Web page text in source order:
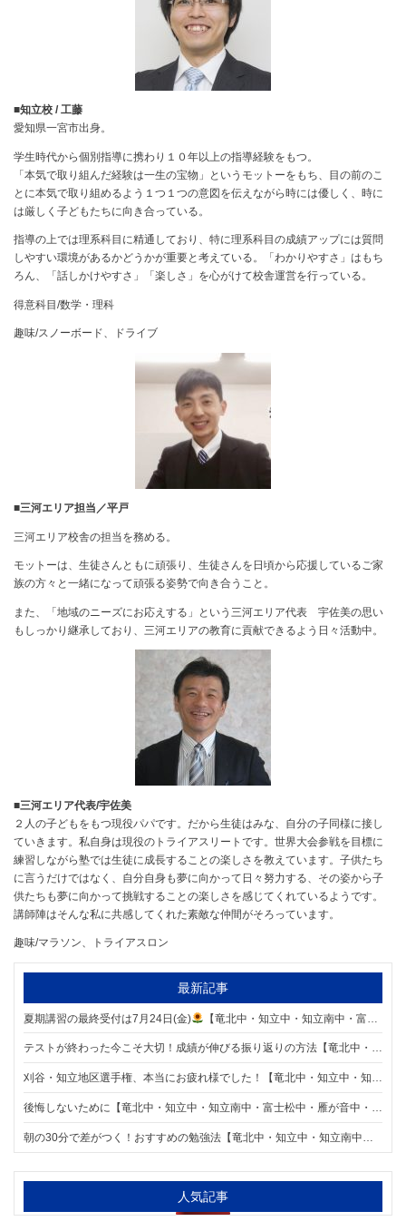
■知立校 / 工藤
愛知県一宮市出身。
学生時代から個別指導に携わり１０年以上の指導経験をもつ。
「本気で取り組んだ経験は一生の宝物」というモットーをもち、目の前のこ
とに本気で取り組めるよう１つ１つの意図を伝えながら時には優しく、時に
は厳しく子どもたちに向き合っている。
指導の上では理系科目に精通しており、特に理系科目の成績アップには質問
しやすい環境があるかどうかが重要と考えている。「わかりやすさ」はもち
ろん、「話しかけやすさ」「楽しさ」を心がけて校舎運営を行っている。
得意科目/数学・理科
趣味/スノーボード、ドライブ
■三河エリア担当／平戸
三河エリア校舎の担当を務める。
モットーは、生徒さんともに頑張り、生徒さんを日頃から応援しているご家
族の方々と一緒になって頑張る姿勢で向き合うこと。
また、「地域のニーズにお応えする」という三河エリア代表 宇佐美の思い
もしっかり継承しており、三河エリアの教育に貢献できるよう日々活動中。
■三河エリア代表/宇佐美
２人の子どもをもつ現役パパです。だから生徒はみな、自分の子同様に接し
ていきます。私自身は現役のトライアスリートです。世界大会参戦を目標に
練習しながら塾では生徒に成長することの楽しさを教えています。子供たち
に言うだけではなく、自分自身も夢に向かって日々努力する、その姿から子
供たちも夢に向かって挑戦することの楽しさを感じてくれているようです。
講師陣はそんな私に共感してくれた素敵な仲間がそろっています。
趣味/マラソン、トライアスロン
最新記事
夏期講習の最終受付は7月24日(金) 【竜北中・知立中・知立南中・富士松中・雁が音中・前林中エリアの個別指導塾 明海学院 知立校】
テストが終わった今こそ大切！成績が伸びる振り返りの方法【竜北中・知立中・知立南中・富士松中・雁が音中・前林中エリアの個別指導塾 明海学院 知立校】
刈谷・知立地区選手権、本当にお疲れ様でした！【竜北中・知立中・知立南中・富士松中・雁が音中・前林中エリアの個別指導塾 明海学院 知立校】
後悔しないために【竜北中・知立中・知立南中・富士松中・雁が音中・前林中エリアの個別指導塾 明海学院 知立校】
朝の30分で差がつく！おすすめの勉強法【竜北中・知立中・知立南中・富士松中・雁が音中・前林中エリアの個別指導塾 明海学院 知立校】
人気記事